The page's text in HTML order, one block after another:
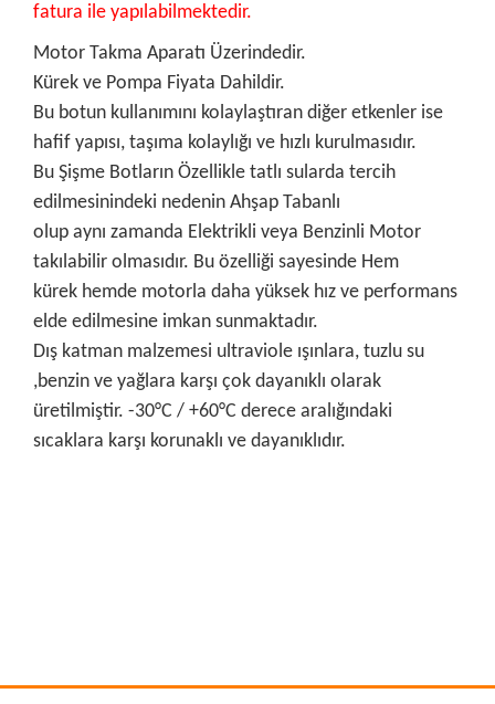
fatura ile yapılabilmektedir.
Motor Takma Aparatı Üzerindedir.
Kürek ve Pompa Fiyata Dahildir.
Bu botun kullanımını kolaylaştıran diğer etkenler ise
hafif yapısı, taşıma kolaylığı ve hızlı kurulmasıdır.
Bu Şişme Botların Özellikle tatlı sularda tercih
edilmesinindeki nedenin Ahşap Tabanlı
olup aynı zamanda Elektrikli veya Benzinli Motor
takılabilir olmasıdır. Bu özelliği sayesinde Hem
kürek hemde motorla daha yüksek hız ve performans
elde edilmesine imkan sunmaktadır.
Dış katman malzemesi ultraviole ışınlara, tuzlu su
,benzin ve yağlara karşı çok dayanıklı olarak
üretilmiştir. -30°C / +60°C derece aralığındaki
sıcaklara karşı korunaklı ve dayanıklıdır.
Ürün açıklamasında eksik bilgiler bulunuyor.